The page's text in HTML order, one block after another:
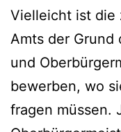
Vielleicht ist die
Amts der Grund
und
bewerben, wo
fragen müssen.